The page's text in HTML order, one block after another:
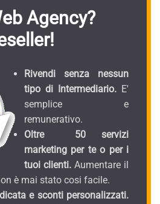
Agency?
Rivendi senza nessun
tipo di Intermediario. E'
semplice e
remunerativo.
Oltre 50 servizi
marketing per te o per i
tuoi clienti. Aumentare il
è mai stato cosi facile.
e sconti personalizzati.